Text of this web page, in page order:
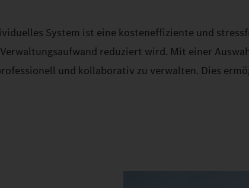
System ist eine kosteneffiziente und
reduziert wird. Mit einer
und kollaborativ zu verwalten. Dies